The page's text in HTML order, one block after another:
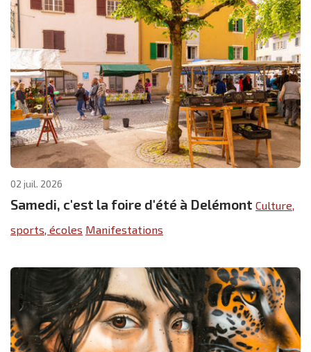
02 juil. 2026
Samedi, c'est la foire d'été à Delémont Culture,
sports, écoles Manifestations